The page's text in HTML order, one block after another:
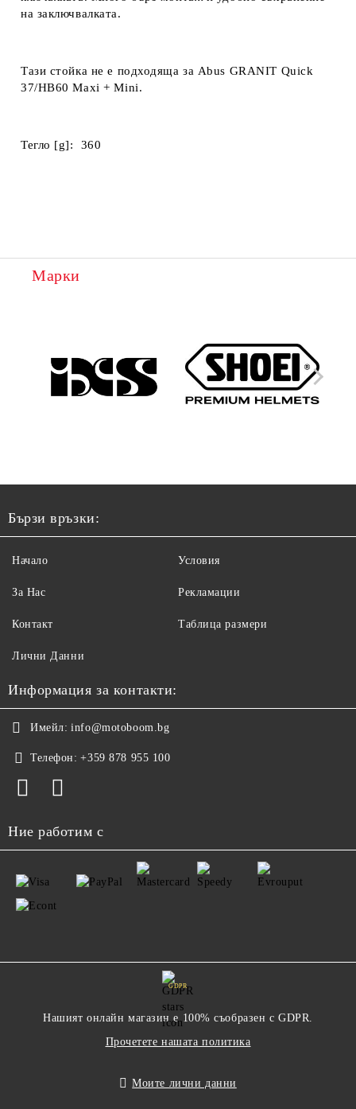
на заключвалката.
Тази стойка не е подходяща за Abus GRANIT Quick
37/HB60 Maxi + Mini.
Тегло [g]: 360
Марки
Бързи връзки:
Начало
За Нас
Контакт
Лични Данни
Условия
Рекламации
Таблица размери
Информация за контакти:
Имейл: info@motoboom.bg
Телефон: +359 878 955 100
Ние работим с
GDPR
Нашият онлайн магазин е 100% съобразен с GDPR.
Прочетете нашата политика
Моите лични данни